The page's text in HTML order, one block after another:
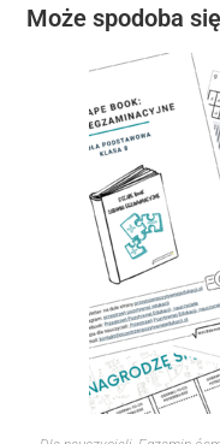
Może spodoba